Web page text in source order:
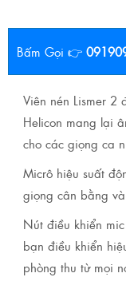
Bấm Gọi 👉
Viên nén Lismer 2
Helicon mang lại
cho các giọng ca
Micrô hiệu suất
giọng cân bằng
Nút điều khiển
bạn điều khiển
phòng thu từ mọi